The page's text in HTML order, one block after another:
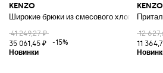
KENZO
Широкие брюки из смесового хлопка с
41 249,27 ₽
35 061,45 ₽
-15%
KENZO
12
11